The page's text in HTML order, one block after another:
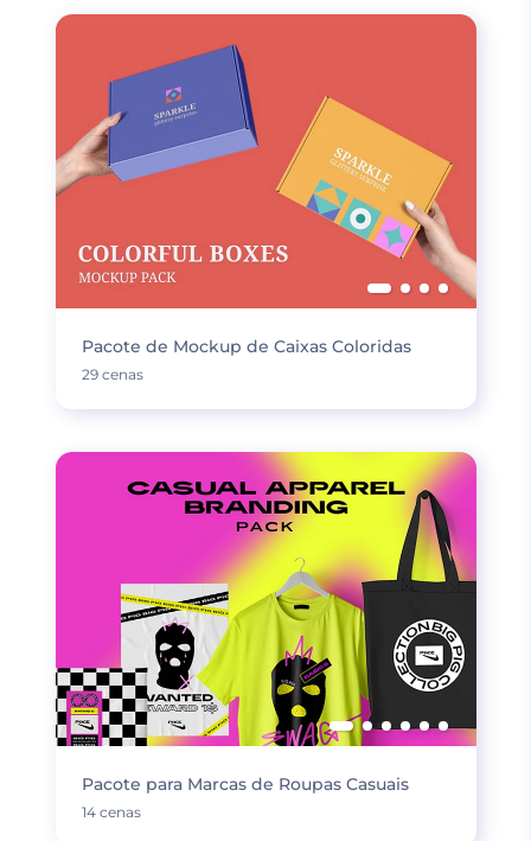
Pacote de Mockup de Caixas Coloridas
29 cenas
Pacote para Marcas de Roupas Casuais
14 cenas